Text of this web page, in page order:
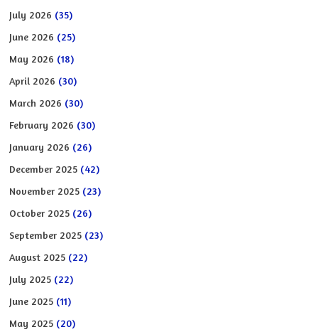
July 2026 (35)
June 2026 (25)
May 2026 (18)
April 2026 (30)
March 2026 (30)
February 2026 (30)
January 2026 (26)
December 2025 (42)
November 2025 (23)
October 2025 (26)
September 2025 (23)
August 2025 (22)
July 2025 (22)
June 2025 (11)
May 2025 (20)